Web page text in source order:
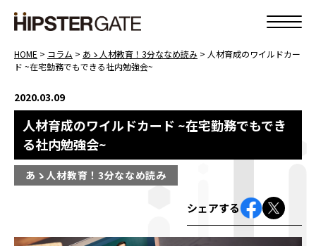
HOME > コラム > あゝ人材教育！3分ななめ読み > 人材育成のワイルドカー
ド ~在宅勤務でもできる社内勉強会~
2020.03.09
人材育成のワイルドカード ~在宅勤務でもでき
る社内勉強会~
あゝ人材教育！3分ななめ読み
シェアする